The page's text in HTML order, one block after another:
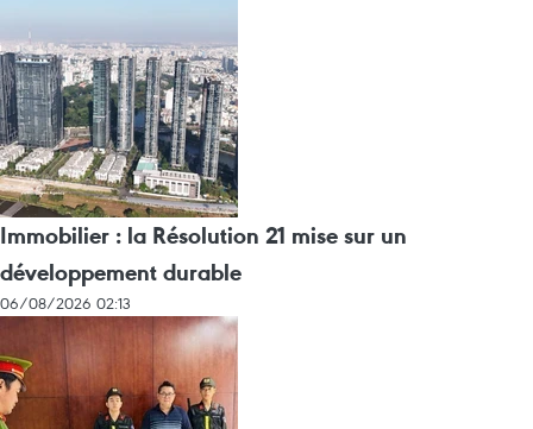
Immobilier : la Résolution 21 mise sur un
développement durable
06/08/2026 02:13